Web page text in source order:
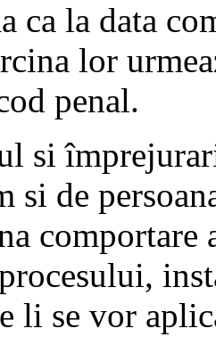
ca la data
lor
penal.
si
si de
li se vor